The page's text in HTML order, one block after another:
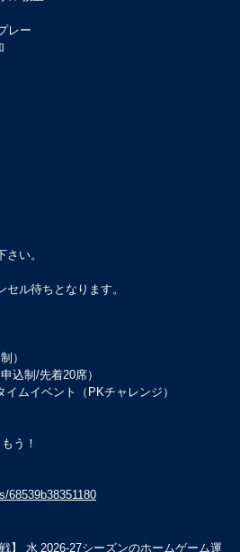
レー
い。
ル待ちとなります。
）
込制/先着20席）
ムイベント（PKチャレンジ）
う！
68539b38351180
】 水 2026-27シーズンのホームゲーム運